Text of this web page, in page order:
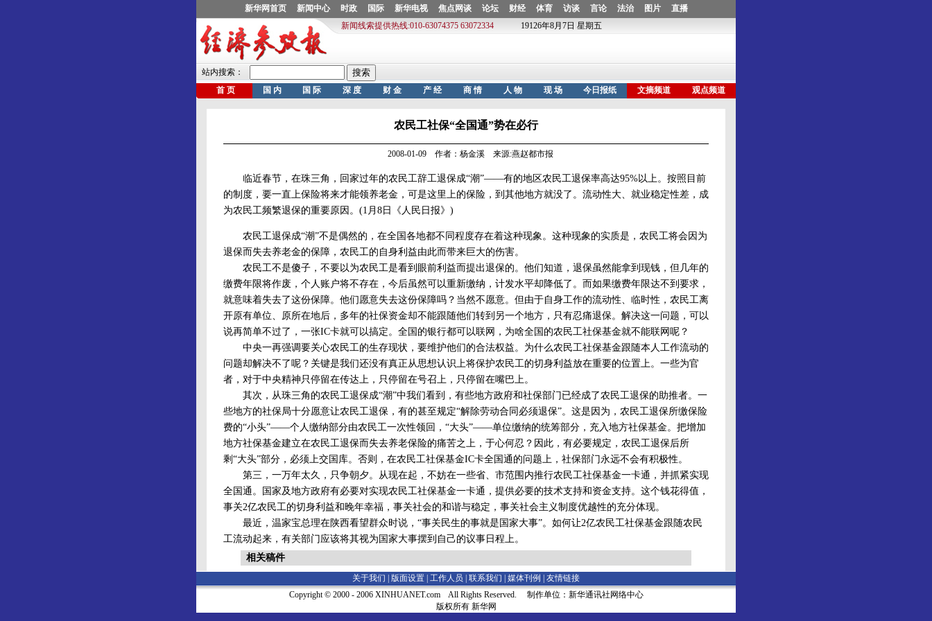
农民工社保“全国通”势在必行
2008-01-09 作者：杨金溪 来源:燕赵都市报
临近春节，在珠三角，回家过年的农民工辞工退保成“潮”——有的地区农民工退保率高达95%以上。按照目前
的制度，要一直上保险将来才能领养老金，可是这里上的保险，到其他地方就没了。流动性大、就业稳定性差，成
为农民工频繁退保的重要原因。(1月8日《人民日报》)
农民工退保成“潮”不是偶然的，在全国各地都不同程度存在着这种现象。这种现象的实质是，农民工将会因为
退保而失去养老金的保障，农民工的自身利益由此而带来巨大的伤害。
农民工不是傻子，不要以为农民工是看到眼前利益而提出退保的。他们知道，退保虽然能拿到现钱，但几年的
缴费年限将作废，个人账户将不存在，今后虽然可以重新缴纳，计发水平却降低了。而如果缴费年限达不到要求，
就意味着失去了这份保障。他们愿意失去这份保障吗？当然不愿意。但由于自身工作的流动性、临时性，农民工离
开原有单位、原所在地后，多年的社保资金却不能跟随他们转到另一个地方，只有忍痛退保。解决这一问题，可以
说再简单不过了，一张IC卡就可以搞定。全国的银行都可以联网，为啥全国的农民工社保基金就不能联网呢？
中央一再强调要关心农民工的生存现状，要维护他们的合法权益。为什么农民工社保基金跟随本人工作流动的
问题却解决不了呢？关键是我们还没有真正从思想认识上将保护农民工的切身利益放在重要的位置上。一些为官
者，对于中央精神只停留在传达上，只停留在号召上，只停留在嘴巴上。
其次，从珠三角的农民工退保成“潮”中我们看到，有些地方政府和社保部门已经成了农民工退保的助推者。一
些地方的社保局十分愿意让农民工退保，有的甚至规定“解除劳动合同必须退保”。这是因为，农民工退保所缴保险
费的“小头”——个人缴纳部分由农民工一次性领回，“大头”——单位缴纳的统筹部分，充入地方社保基金。把增加
地方社保基金建立在农民工退保而失去养老保险的痛苦之上，于心何忍？因此，有必要规定，农民工退保后所
剩“大头”部分，必须上交国库。否则，在农民工社保基金IC卡全国通的问题上，社保部门永远不会有积极性。
第三，一万年太久，只争朝夕。从现在起，不妨在一些省、市范围内推行农民工社保基金一卡通，并抓紧实现
全国通。国家及地方政府有必要对实现农民工社保基金一卡通，提供必要的技术支持和资金支持。这个钱花得值，
事关2亿农民工的切身利益和晚年幸福，事关社会的和谐与稳定，事关社会主义制度优越性的充分体现。
最近，温家宝总理在陕西看望群众时说，“事关民生的事就是国家大事”。如何让2亿农民工社保基金跟随农民
工流动起来，有关部门应该将其视为国家大事摆到自己的议事日程上。
相关稿件
关于我们 | 版面设置 工作人员 联系我们 媒体刊例
友情链接
Copyright © 2000 - 2006 XINHUANET.com All Rights Reserved. 制作单位：新华通讯社网络中心
版权所有 新华网